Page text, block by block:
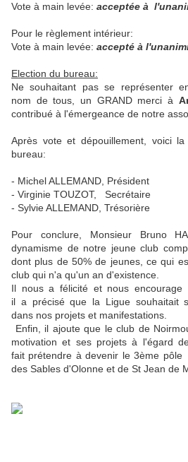
Vote à main levée: acceptée à
Pour le règlement intérieur:
Vote à main levée: accepté à
Election du bureau:
Ne souhaitant pas se représenter
nom de tous, un GRAND merci à
contribué à l'émergeance de notre
Après vote et dépouillement, voici
bureau:
- Michel ALLEMAND, Président
- Virginie TOUZOT, Secrétaire
- Sylvie ALLEMAND, Trésorière
Pour conclure, Monsieur Bruno
dynamisme de notre jeune club
dont plus de 50% de jeunes, ce qui
club qui n'a qu'un an d'existence.
Il nous a félicité et nous encourage
il a précisé que la Ligue souhaitait
dans nos projets et manifestations.
Enfin, il ajoute que le club de
motivation et ses projets à l'égard
fait prétendre à devenir le 3ème
des Sables d'Olonne et de St Jean de